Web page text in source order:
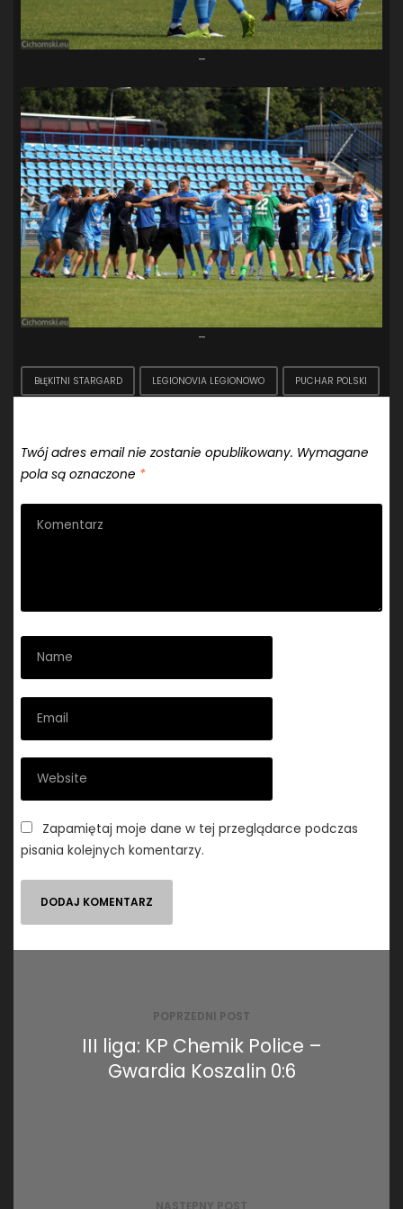
–
–
BŁĘKITNI STARGARD LEGIONOVIA LEGIONOWO PUCHAR POLSKI
Twój adres email nie zostanie opublikowany. Wymagane
pola są oznaczone *
Zapamiętaj moje dane w tej przeglądarce podczas
pisania kolejnych komentarzy.
POPRZEDNI POST
III liga: KP Chemik Police –
Gwardia Koszalin 0:6